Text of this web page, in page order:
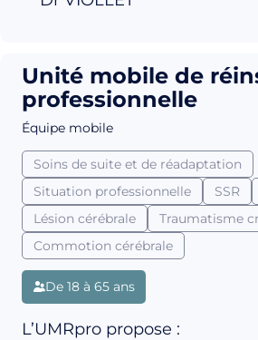
Unité mobile de
professionnelle
Équipe mobile
Soins de suite et de réadaptation
Situation professionnelle
SSR
Lésion cérébrale
Traumatisme
Commotion cérébrale
De 18 à 65 ans
L’UMRpro propose :